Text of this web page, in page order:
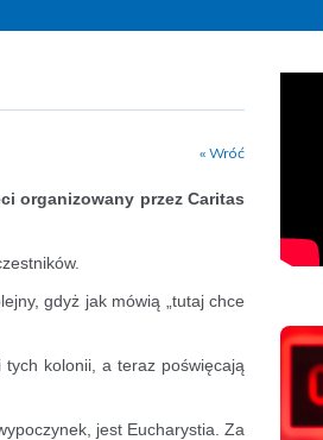
« Wróć
organizowany przez Caritas
gdyż jak mówią „tutaj chce
kolonii, a teraz poświęcają
jest Eucharystia. Za